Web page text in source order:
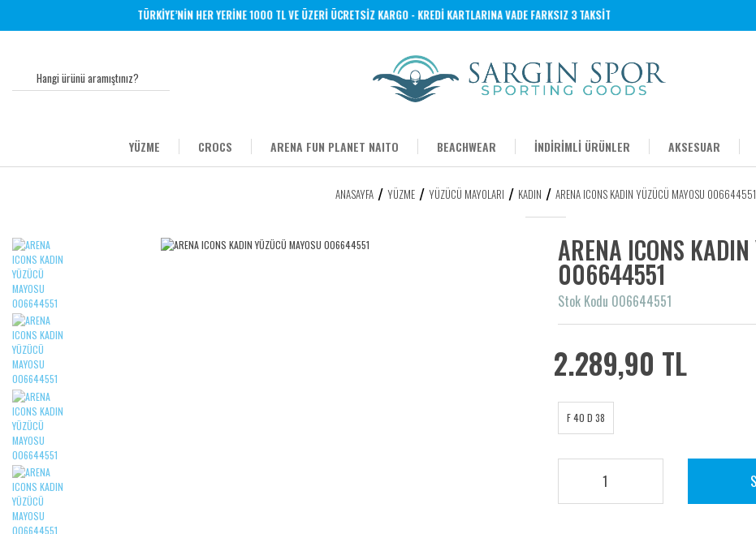
TÜRKİYE’NİN HER YERİNE 1000 TL VE ÜZERİ ÜCRETSİZ KARGO - KREDİ KARTLARINA VADE FARKSIZ 3 TAKSİT
YÜZME CROCS ARENA FUN PLANET NAITO BEACHWEAR İNDİRİMLİ ÜRÜNLER AKSESUAR
ANASAYFA YÜZME YÜZÜCÜ MAYOLARI KADIN ARENA ICONS KADIN YÜZÜCÜ MAYOSU 006644551
ARENA ICONS
006644551
Stok Kodu 006644551
2.289,90 TL
F 40 D 38